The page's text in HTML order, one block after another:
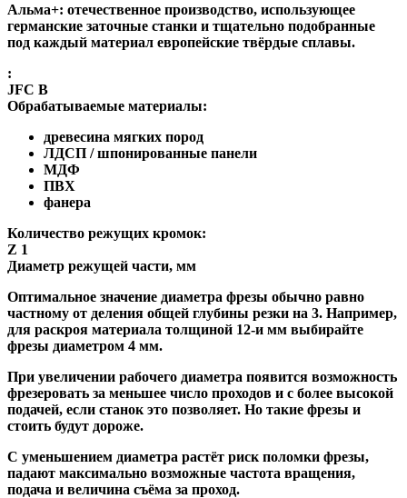
Альма+: отечественное производство, использующее
германские заточные станки и тщательно подобранные
под каждый материал европейские твёрдые сплавы.
:
JFC B
Обрабатываемые материалы:
древесина мягких пород
ЛДСП / шпонированные панели
МДФ
ПВХ
фанера
Количество режущих кромок:
Z 1
Диаметр режущей части, мм
Оптимальное значение диаметра фрезы обычно равно
частному от деления общей глубины резки на 3. Например,
для раскроя материала толщиной 12-и мм выбирайте
фрезы диаметром 4 мм.
При увеличении рабочего диаметра появится возможность
фрезеровать за меньшее число проходов и с более высокой
подачей, если станок это позволяет. Но такие фрезы и
стоить будут дороже.
С уменьшением диаметра растёт риск поломки фрезы,
падают максимально возможные частота вращения,
подача и величина съёма за проход.